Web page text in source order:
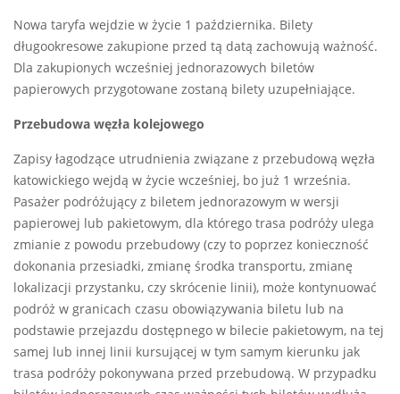
Nowa taryfa wejdzie w życie 1 października. Bilety
długookresowe zakupione przed tą datą zachowują ważność.
Dla zakupionych wcześniej jednorazowych biletów
papierowych przygotowane zostaną bilety uzupełniające.
Przebudowa węzła kolejowego
Zapisy łagodzące utrudnienia związane z przebudową węzła
katowickiego wejdą w życie wcześniej, bo już 1 września.
Pasażer podróżujący z biletem jednorazowym w wersji
papierowej lub pakietowym, dla którego trasa podróży ulega
zmianie z powodu przebudowy (czy to poprzez konieczność
dokonania przesiadki, zmianę środka transportu, zmianę
lokalizacji przystanku, czy skrócenie linii), może kontynuować
podróż w granicach czasu obowiązywania biletu lub na
podstawie przejazdu dostępnego w bilecie pakietowym, na tej
samej lub innej linii kursującej w tym samym kierunku jak
trasa podróży pokonywana przed przebudową. W przypadku